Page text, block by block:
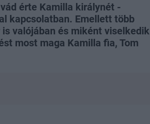
érte Kamilla királynét -
kapcsolatban. Emellett több
valójában és miként viselkedik
most maga Kamilla fia, Tom